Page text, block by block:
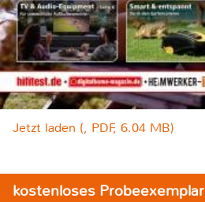
Jetzt laden (, PDF, 6.04 MB)
kostenloses Probeexemplar